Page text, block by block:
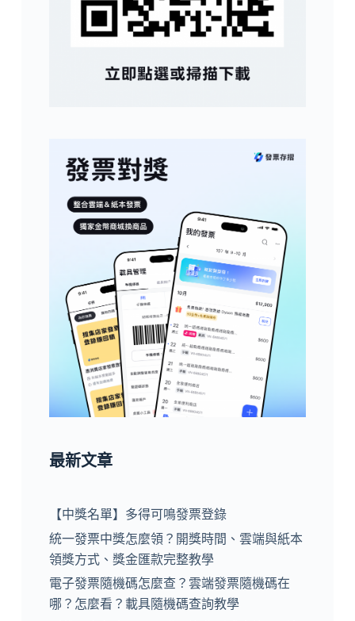
最新文章
【中獎名單】多得可鳴發票登錄
統一發票中獎怎麼領？開獎時間、雲端與紙本
領獎方式、獎金匯款完整教學
電子發票隨機碼怎麼查？雲端發票隨機碼在
哪？怎麼看？載具隨機碼查詢教學